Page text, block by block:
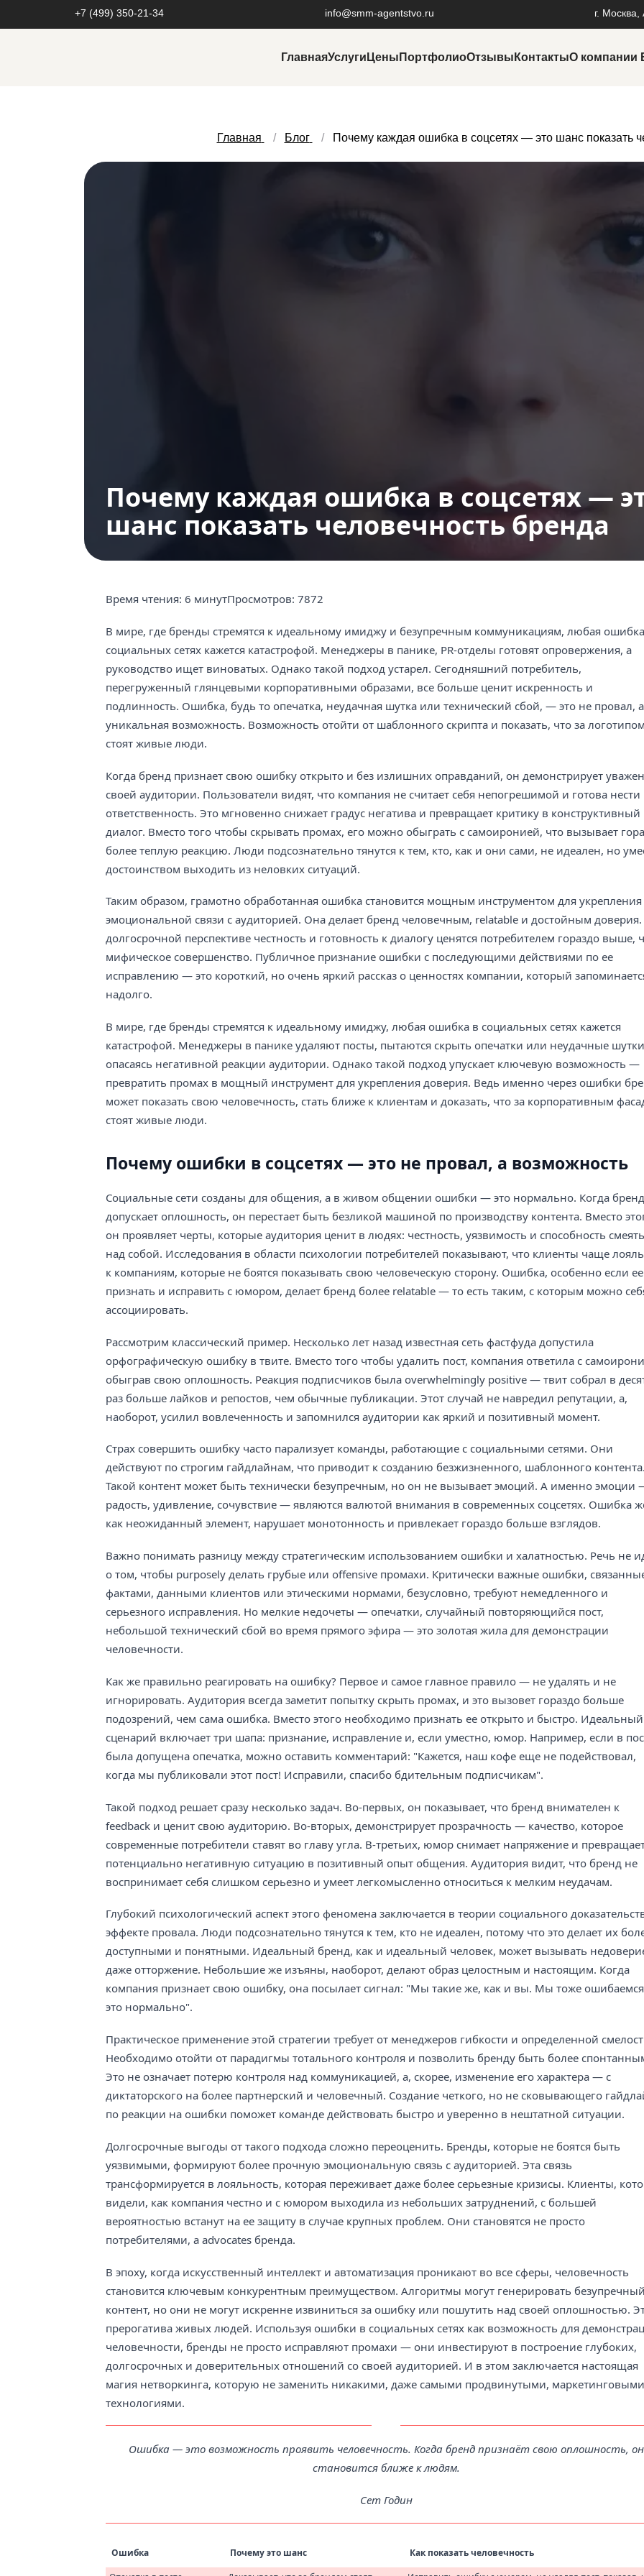
+7 (499) 350-21-34 info@smm-agentstvo.ru г. Москва,
ГлавнаяУслуги Цены ПортфолиоОтзывы КонтактыО компании
Главная Блог Почему каждая ошибка в соцсетях — это шанс показать
Почему каждая ошибка в соцсетях —
шанс показать человечность бренда
Время чтения: 6 минутПросмотров: 7872
В мире, где бренды стремятся к идеальному имиджу и безупречным коммуникациям, любая
социальных сетях кажется катастрофой. Менеджеры в панике, PR-отделы готовят опровержения, а
руководство ищет виноватых. Однако такой подход устарел. Сегодняшний потребитель,
перегруженный глянцевыми корпоративными образами, все больше ценит искренность и
подлинность. Ошибка, будь то опечатка, неудачная шутка или технический сбой, — это не провал, а
уникальная возможность. Возможность отойти от шаблонного скрипта и показать, что за логотипом
стоят живые люди.
Когда бренд признает свою ошибку открыто и без излишних оправданий, он демонстрирует
своей аудитории. Пользователи видят, что компания не считает себя непогрешимой и готова нести
ответственность. Это мгновенно снижает градус негатива и превращает критику в конструктивный
диалог. Вместо того чтобы скрывать промах, его можно обыграть с самоиронией, что вызывает
более теплую реакцию. Люди подсознательно тянутся к тем, кто, как и они сами, не идеален, но
достоинством выходить из неловких ситуаций.
Таким образом, грамотно обработанная ошибка становится мощным инструментом для укрепления
эмоциональной связи с аудиторией. Она делает бренд человечным, relatable и достойным
долгосрочной перспективе честность и готовность к диалогу ценятся потребителем гораздо выше,
мифическое совершенство. Публичное признание ошибки с последующими действиями по ее
исправлению — это короткий, но очень яркий рассказ о ценностях компании, который
надолго.
В мире, где бренды стремятся к идеальному имиджу, любая ошибка в социальных сетях кажется
катастрофой. Менеджеры в панике удаляют посты, пытаются скрыть опечатки или неудачные
опасаясь негативной реакции аудитории. Однако такой подход упускает ключевую возможность —
превратить промах в мощный инструмент для укрепления доверия. Ведь именно через ошибки
может показать свою человечность, стать ближе к клиентам и доказать, что за корпоративным
стоят живые люди.
Почему ошибки в соцсетях — это не провал, а возможность
Социальные сети созданы для общения, а в живом общении ошибки — это нормально. Когда бренд
допускает оплошность, он перестает быть безликой машиной по производству контента. Вместо
он проявляет черты, которые аудитория ценит в людях: честность, уязвимость и способность
над собой. Исследования в области психологии потребителей показывают, что клиенты чаще
к компаниям, которые не боятся показывать свою человеческую сторону. Ошибка, особенно если ее
признать и исправить с юмором, делает бренд более relatable — то есть таким, с которым можно
ассоциировать.
Рассмотрим классический пример. Несколько лет назад известная сеть фастфуда допустила
орфографическую ошибку в твите. Вместо того чтобы удалить пост, компания ответила с
обыграв свою оплошность. Реакция подписчиков была overwhelmingly positive — твит собрал в
раз больше лайков и репостов, чем обычные публикации. Этот случай не навредил репутации, а,
наоборот, усилил вовлеченность и запомнился аудитории как яркий и позитивный момент.
Страх совершить ошибку часто парализует команды, работающие с социальными сетями. Они
действуют по строгим гайдлайнам, что приводит к созданию безжизненного, шаблонного контента.
Такой контент может быть технически безупречным, но он не вызывает эмоций. А именно эмоции
радость, удивление, сочувствие — являются валютой внимания в современных соцсетях. Ошибка
как неожиданный элемент, нарушает монотонность и привлекает гораздо больше взглядов.
Важно понимать разницу между стратегическим использованием ошибки и халатностью. Речь не
о том, чтобы purposely делать грубые или offensive промахи. Критически важные ошибки,
фактами, данными клиентов или этическими нормами, безусловно, требуют немедленного и
серьезного исправления. Но мелкие недочеты — опечатки, случайный повторяющийся пост,
небольшой технический сбой во время прямого эфира — это золотая жила для демонстрации
человечности.
Как же правильно реагировать на ошибку? Первое и самое главное правило — не удалять и не
игнорировать. Аудитория всегда заметит попытку скрыть промах, и это вызовет гораздо больше
подозрений, чем сама ошибка. Вместо этого необходимо признать ее открыто и быстро. Идеальный
сценарий включает три шапа: признание, исправление и, если уместно, юмор. Например, если в
была допущена опечатка, можно оставить комментарий: "Кажется, наш кофе еще не подействовал,
когда мы публиковали этот пост! Исправили, спасибо бдительным подписчикам".
Такой подход решает сразу несколько задач. Во-первых, он показывает, что бренд внимателен к
feedback и ценит свою аудиторию. Во-вторых, демонстрирует прозрачность — качество, которое
современные потребители ставят во главу угла. В-третьих, юмор снимает напряжение и
потенциально негативную ситуацию в позитивный опыт общения. Аудитория видит, что бренд не
воспринимает себя слишком серьезно и умеет легкомысленно относиться к мелким неудачам.
Глубокий психологический аспект этого феномена заключается в теории социального
эффекте провала. Люди подсознательно тянутся к тем, кто не идеален, потому что это делает их
доступными и понятными. Идеальный бренд, как и идеальный человек, может вызывать
даже отторжение. Небольшие же изъяны, наоборот, делают образ целостным и настоящим. Когда
компания признает свою ошибку, она посылает сигнал: "Мы такие же, как и вы. Мы тоже
это нормально".
Практическое применение этой стратегии требует от менеджеров гибкости и определенной
Необходимо отойти от парадигмы тотального контроля и позволить бренду быть более
Это не означает потерю контроля над коммуникацией, а, скорее, изменение его характера — с
диктаторского на более партнерский и человечный. Создание четкого, но не сковывающего
по реакции на ошибки поможет команде действовать быстро и уверенно в нештатной ситуации.
Долгосрочные выгоды от такого подхода сложно переоценить. Бренды, которые не боятся быть
уязвимыми, формируют более прочную эмоциональную связь с аудиторией. Эта связь
трансформируется в лояльность, которая переживает даже более серьезные кризисы. Клиенты,
видели, как компания честно и с юмором выходила из небольших затруднений, с большей
вероятностью встанут на ее защиту в случае крупных проблем. Они становятся не просто
потребителями, а advocates бренда.
В эпоху, когда искусственный интеллект и автоматизация проникают во все сферы, человечность
становится ключевым конкурентным преимуществом. Алгоритмы могут генерировать безупречный
контент, но они не могут искренне извиниться за ошибку или пошутить над своей оплошностью.
прерогатива живых людей. Используя ошибки в социальных сетях как возможность для
человечности, бренды не просто исправляют промахи — они инвестируют в построение глубоких,
долгосрочных и доверительных отношений со своей аудиторией. И в этом заключается настоящая
магия нетворкинга, которую не заменить никакими, даже самыми продвинутыми, маркетинговыми
технологиями.
Ошибка — это возможность проявить человечность. Когда бренд признаёт свою оплошность, он
становится ближе к людям.
Сет Годин
Ошибка Почему это шанс
Как показать человечность